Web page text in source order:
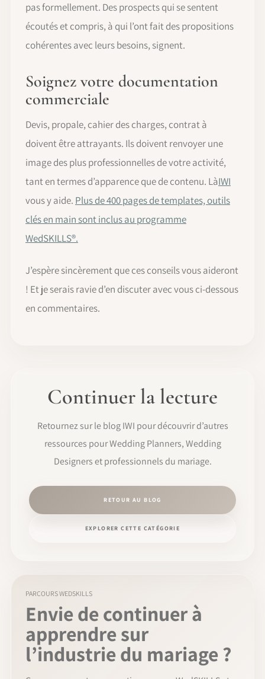
pas formellement. Des prospects qui se sentent
écoutés et compris, à qui l’ont fait des propositions
cohérentes avec leurs besoins, signent.
Soignez votre documentation
commerciale
Devis, propale, cahier des charges, contrat à
doivent être attrayants. Ils doivent renvoyer une
image des plus professionnelles de votre activité,
tant en termes d’apparence que de contenu. LàIWI
vous y aide. Plus de 400 pages de templates, outils
clés en main sont inclus au programme
WedSKILLS®.
J’espère sincèrement que ces conseils vous aideront
! Et je serais ravie d’en discuter avec vous ci-dessous
en commentaires.
Continuer la lecture
Retournez sur le blog IWI pour découvrir d’autres
ressources pour Wedding Planners, Wedding
Designers et professionnels du mariage.
RETOUR AU BLOG
EXPLORER CETTE CATÉGORIE
PARCOURS WEDSKILLS
Envie de continuer à
apprendre sur
l’industrie du mariage ?